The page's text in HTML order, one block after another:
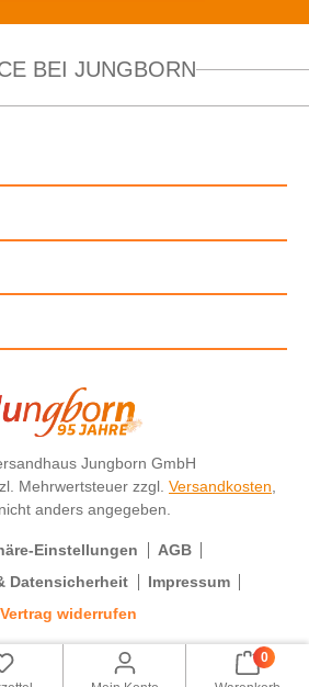
BEI JUNGBORN
Jungborn GmbH
Mehrwertsteuer zzgl. Versandkosten
anders angegeben.
Einstellungen
AGB
Datensicherheit
Impressum
Vertrag widerrufen
0